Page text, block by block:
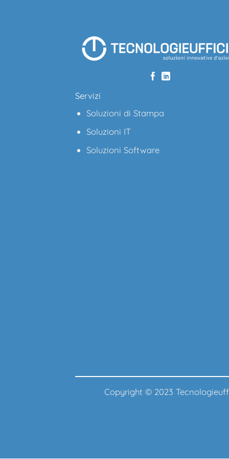
Servizi
Soluzioni di Stampa
Soluzioni IT
Soluzioni Software
Copyright © 2023